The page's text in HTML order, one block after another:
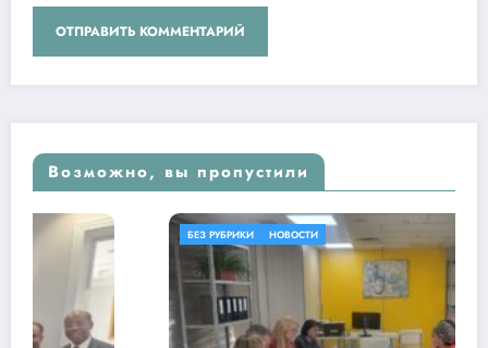
Возможно, вы пропустили
БЕЗ РУБРИКИ НОВОСТИ